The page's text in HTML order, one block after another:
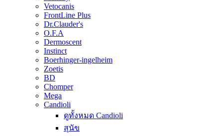
Vetocanis
FrontLine Plus
Dr.Clauder's
O.F.A
Dermoscent
Instinct
Boerhinger-ingelheim
Zoetis
BD
Chomper
Mega
Candioli
ดูทั้งหมด Candioli
สุนัข